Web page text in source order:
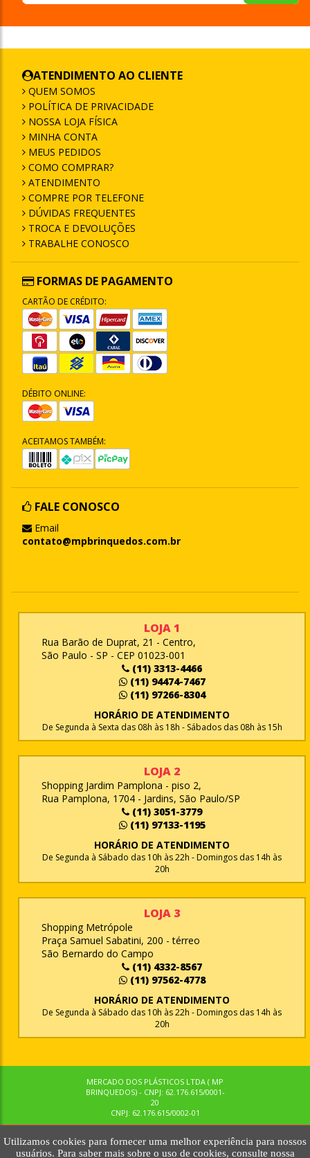
Utilizamos cookies para fornecer uma melhor experiência para nossos
usuários. Para saber mais sobre o uso de cookies, consulte nossa
ATENDIMENTO AO CLIENTE
QUEM SOMOS
POLÍTICA DE PRIVACIDADE
NOSSA LOJA FÍSICA
MINHA CONTA
MEUS PEDIDOS
COMO COMPRAR?
ATENDIMENTO
COMPRE POR TELEFONE
DÚVIDAS FREQUENTES
TROCA E DEVOLUÇÕES
TRABALHE CONOSCO
FORMAS DE PAGAMENTO
CARTÃO DE CRÉDITO:
DÉBITO ONLINE:
ACEITAMOS TAMBÉM:
FALE CONOSCO
Email
contato@mpbrinquedos.com.br
LOJA 1
Rua Barão de Duprat, 21 - Centro,
São Paulo - SP - CEP 01023-001
(11) 3313-4466
(11) 94474-7467
(11) 97266-8304
HORÁRIO DE ATENDIMENTO
De Segunda à Sexta das 08h às 18h - Sábados das 08h às 15h
LOJA 2
Shopping Jardim Pamplona - piso 2,
Rua Pamplona, 1704 - Jardins, São Paulo/SP
(11) 3051-3779
(11) 97133-1195
HORÁRIO DE ATENDIMENTO
De Segunda à Sábado das 10h às 22h - Domingos das 14h às
20h
LOJA 3
Shopping Metrópole
Praça Samuel Sabatini, 200 - térreo
São Bernardo do Campo
(11) 4332-8567
(11) 97562-4778
HORÁRIO DE ATENDIMENTO
De Segunda à Sábado das 10h às 22h - Domingos das 14h às
20h
MERCADO DOS PLÁSTICOS LTDA ( MP
BRINQUEDOS) - CNPJ: 62.176.615/0001-
20
CNPJ: 62.176.615/0002-01
© MPBRINQUEDOS. TODOS OS DIREITOS RESERVADOS. MKTNOW